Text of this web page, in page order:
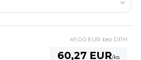
60,27 EUR/ks
49,00 EUR bez DPH